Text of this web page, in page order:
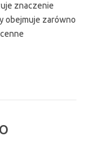
znaczenie
obejmuje zarówno